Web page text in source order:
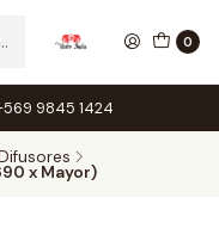
0
9845 1424
x Mayor)